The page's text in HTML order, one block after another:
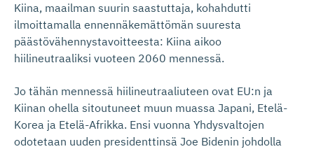
Kiina, maailman suurin saastuttaja, kohahdutti
ilmoittamalla ennennäkemättömän suuresta
päästövähennystavoitteesta: Kiina aikoo
hiilineutraaliksi vuoteen 2060 mennessä.
Jo tähän mennessä hiilineutraaliuteen ovat EU:n ja
Kiinan ohella sitoutuneet muun muassa Japani, Etelä-
Korea ja Etelä-Afrikka. Ensi vuonna Yhdysvaltojen
odotetaan uuden presidenttinsä Joe Bidenin johdolla